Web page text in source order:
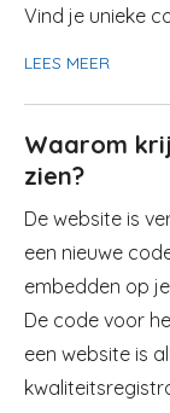
Vind je unieke
LEES MEER
Waarom
zien?
​​De website is
een nieuwe
embedden op
De code voor
een website is